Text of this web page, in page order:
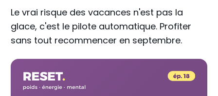
Le vrai risque des vacances n'est pas la
glace, c'est le pilote automatique. Profiter
sans tout recommencer en septembre.